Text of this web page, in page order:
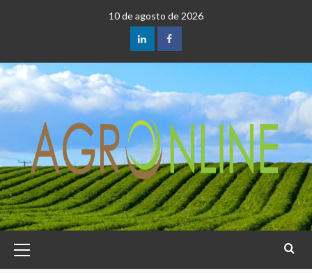
10 de agosto de 2026